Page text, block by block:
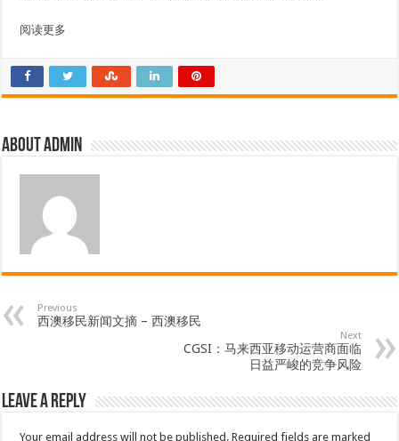
阅读更多
About admin
Previous
西澳移民新闻文摘 – 西澳移民
Next
CGSI：马来西亚移动运营商面临
日益严峻的竞争风险
Leave a Reply
Your email address will not be published. Required fields are marked